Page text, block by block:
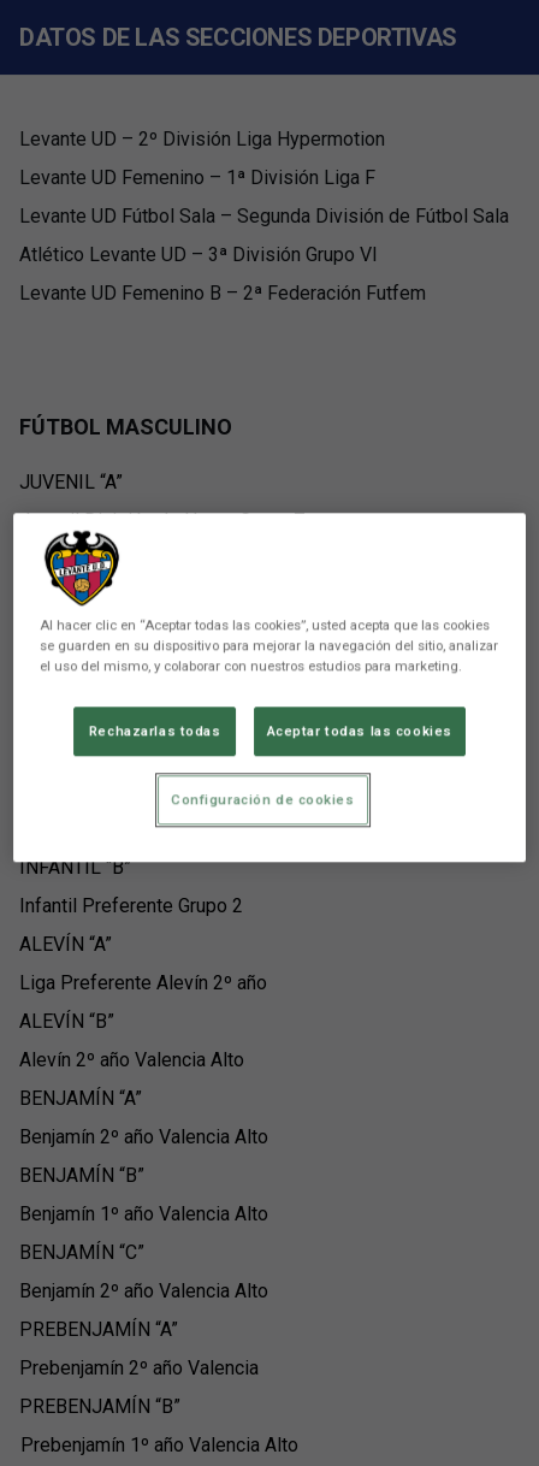
DATOS DE LAS SECCIONES DEPORTIVAS
Levante UD – 2º División Liga Hypermotion
Levante UD Femenino – 1ª División Liga F
Levante UD Fútbol Sala – Segunda División de Fútbol Sala
Atlético Levante UD – 3ª División Grupo VI
Levante UD Femenino B – 2ª Federación Futfem
FÚTBOL MASCULINO
JUVENIL “A”
Juvenil División de Honor Grupo 7
JUVENIL “B”
Juvenil Nacional Grupo 8
CADETE “A”
Cadete Autonómica Grupo 1
CADETE “B”
Cadete Preferente Grupo 2
Infantil Autonómica Grupo 1
INFANTIL “B”
Infantil Preferente Grupo 2
ALEVÍN “A”
Liga Preferente Alevín 2º año
ALEVÍN “B”
Alevín 2º año Valencia Alto
BENJAMÍN “A”
Benjamín 2º año Valencia Alto
BENJAMÍN “B”
Benjamín 1º año Valencia Alto
BENJAMÍN “C”
Benjamín 2º año Valencia Alto
PREBENJAMÍN “A”
Prebenjamín 2º año Valencia
PREBENJAMÍN “B”
Prebenjamín 1º año Valencia Alto
Al hacer clic en “Aceptar todas las cookies”, usted acepta que las cookies
se guarden en su dispositivo para mejorar la navegación del sitio, analizar
el uso del mismo, y colaborar con nuestros estudios para marketing.
Rechazarlas todas Aceptar todas las cookies
Configuración de cookies